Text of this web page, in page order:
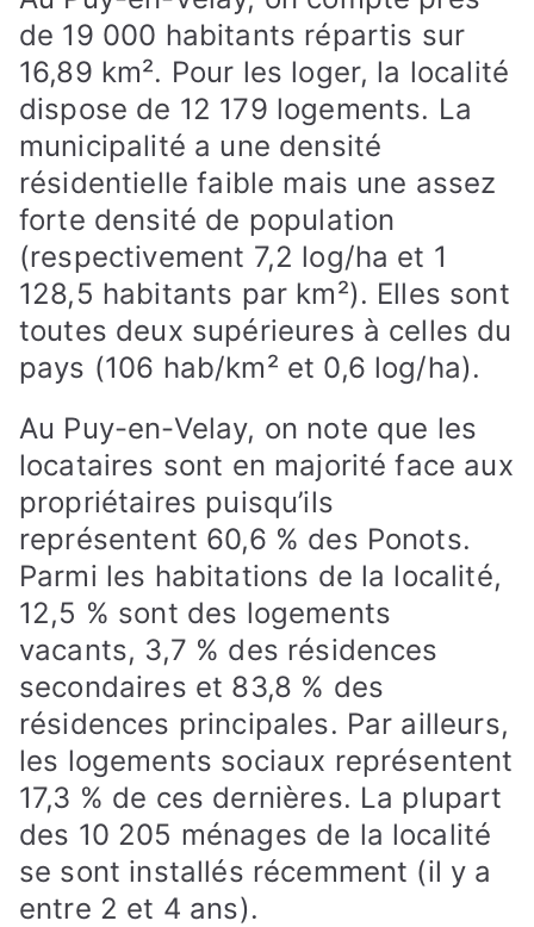
de 19 000 habitants répartis sur
16,89 km². Pour les loger, la localité
dispose de 12 179 logements. La
municipalité a une densité
résidentielle faible mais une assez
forte densité de population
(respectivement 7,2 log/ha et 1
128,5 habitants par km²). Elles sont
toutes deux supérieures à celles du
pays (106 hab/km² et 0,6 log/ha).
Au Puy-en-Velay, on note que les
locataires sont en majorité face aux
propriétaires puisqu’ils
représentent 60,6 % des Ponots.
Parmi les habitations de la localité,
12,5 % sont des logements
vacants, 3,7 % des résidences
secondaires et 83,8 % des
résidences principales. Par ailleurs,
les logements sociaux représentent
17,3 % de ces dernières. La plupart
des 10 205 ménages de la localité
se sont installés récemment (il y a
entre 2 et 4 ans).